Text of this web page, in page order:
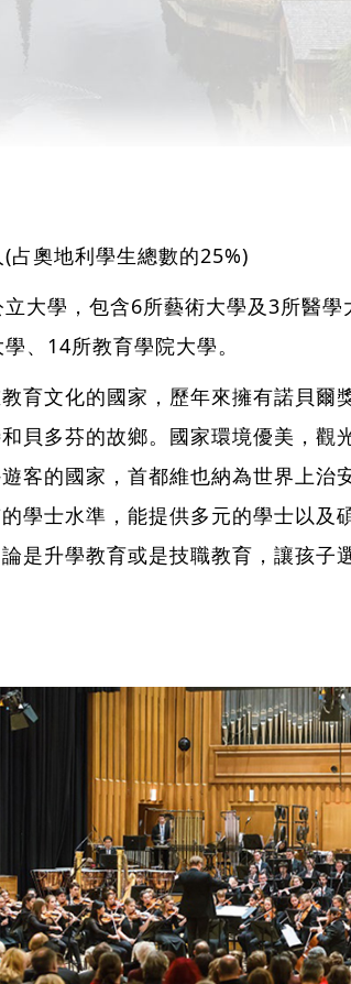
占奧地利學生總數的25%)
大學，包含6所藝術大學及3所醫學
、14所教育學院大學。
育文化的國家，歷年來擁有諾貝爾
貝多芬的故鄉。國家環境優美，觀
客的國家，首都維也納為世界上治
學士水準，能提供多元的學士以及
是升學教育或是技職教育，讓孩子